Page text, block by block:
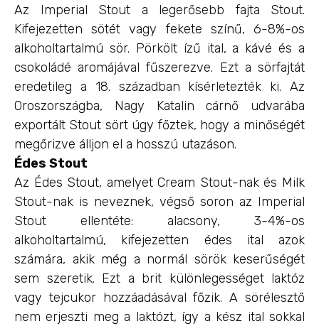
Az Imperial Stout a legerősebb fajta Stout.
Kifejezetten sötét vagy fekete színű, 6-8%-os
alkoholtartalmú sör. Pörkölt ízű ital, a kávé és a
csokoládé aromájával fűszerezve. Ezt a sörfajtát
eredetileg a 18. században kísérletezték ki. Az
Oroszországba, Nagy Katalin cárnő udvarába
exportált Stout sört úgy főztek, hogy a minőségét
megőrizve álljon el a hosszú utazáson.
Édes Stout
Az Édes Stout, amelyet Cream Stout-nak és Milk
Stout-nak is neveznek, végső soron az Imperial
Stout ellentéte: alacsony, 3-4%-os
alkoholtartalmú, kifejezetten édes ital azok
számára, akik még a normál sörök keserűségét
sem szeretik. Ezt a brit különlegességet laktóz
vagy tejcukor hozzáadásával főzik. A sörélesztő
nem erjeszti meg a laktózt, így a kész ital sokkal